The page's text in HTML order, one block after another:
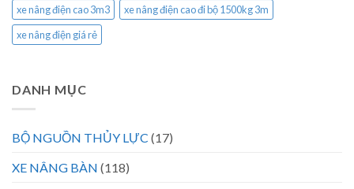
xe nâng điện cao 3m3
xe nâng điện cao đi bộ 1500kg 3m
xe nâng điện giá rẻ
DANH MỤC
BỘ NGUỒN THỦY LỰC (17)
XE NÂNG BÀN (118)